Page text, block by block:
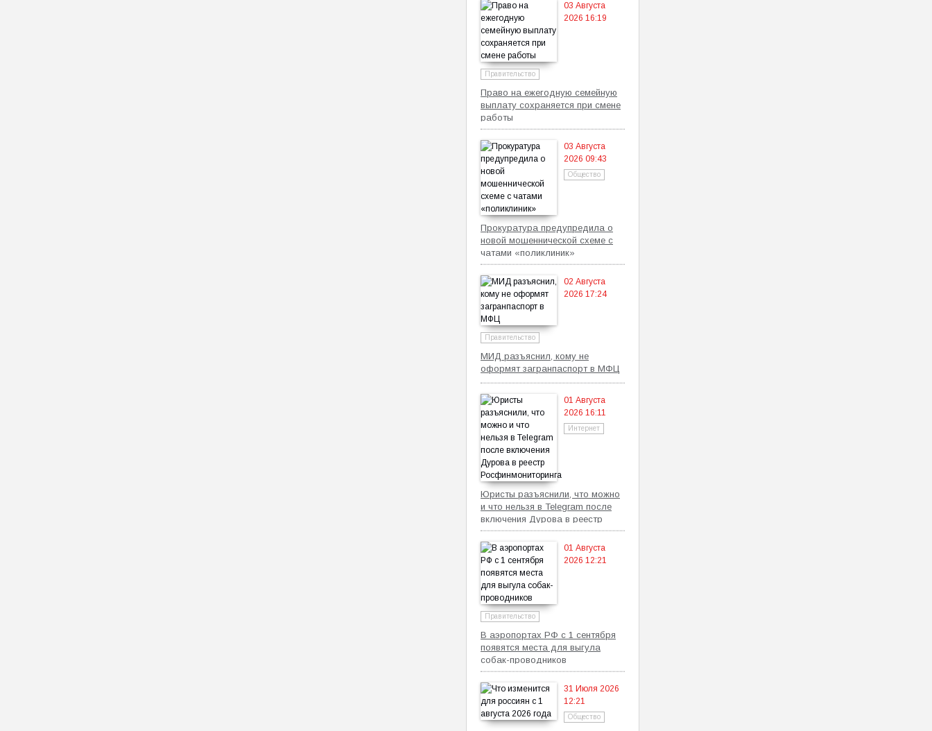
03 Августа
2026 16:19
Правительство
Право на ежегодную семейную
выплату сохраняется при смене
работы
03 Августа
2026 09:43
Общество
Прокуратура предупредила о
новой мошеннической схеме с
чатами «поликлиник»
02 Августа
2026 17:24
Правительство
МИД разъяснил, кому не
оформят загранпаспорт в МФЦ
01 Августа
2026 16:11
Интернет
Юристы разъяснили, что можно
и что нельзя в Telegram после
включения Дурова в реестр
Росфинмониторинга
01 Августа
2026 12:21
Правительство
В аэропортах РФ с 1 сентября
появятся места для выгула
собак-проводников
31 Июля 2026
12:21
Общество